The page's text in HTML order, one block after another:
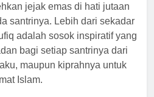
jejak emas di hati jutaan
santrinya. Lebih dari sekadar
adalah sosok inspiratif yang
bagi setiap santrinya dari
maupun kiprahnya untuk
Islam.